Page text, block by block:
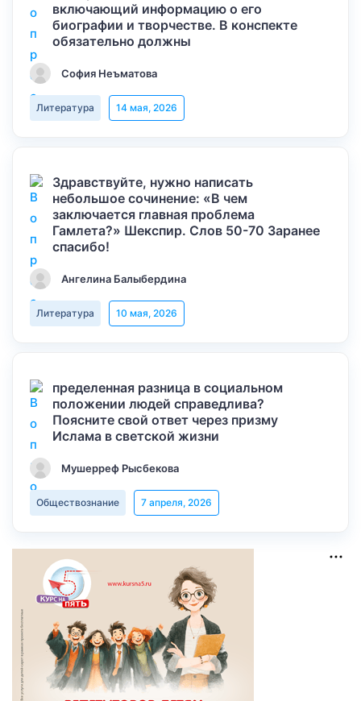
включающий информацию о его
биографии и творчестве. В конспекте
обязательно должны
София Неъматова
Литература 14 мая, 2026
Здравствуйте, нужно написать
небольшое сочинение: «В чем
заключается главная проблема
Гамлета?» Шекспир. Слов 50-70 Заранее
спасибо!
Ангелина Балыбердина
Литература 10 мая, 2026
пределенная разница в социальном
положении людей справедлива?
Поясните свой ответ через призму
Ислама в светской жизни
Мушерреф Рысбекова
Обществознание 7 апреля, 2026